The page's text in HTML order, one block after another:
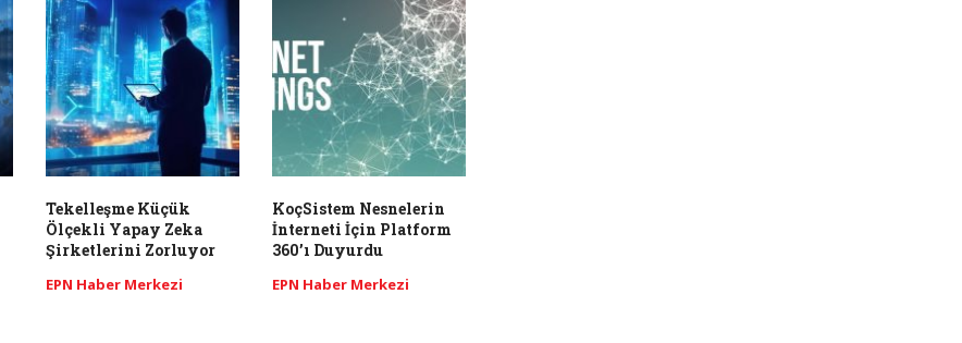
Tekelleşme Küçük
Ölçekli Yapay Zeka
Şirketlerini Zorluyor
EPN Haber Merkezi
KoçSistem Nesnelerin
İnterneti İçin Platform
360’ı Duyurdu
EPN Haber Merkezi